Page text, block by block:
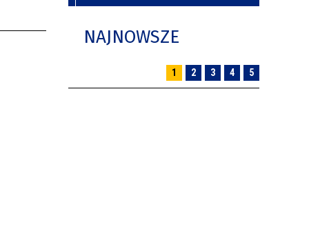
NAJNOWSZE
1 2 3 4 5